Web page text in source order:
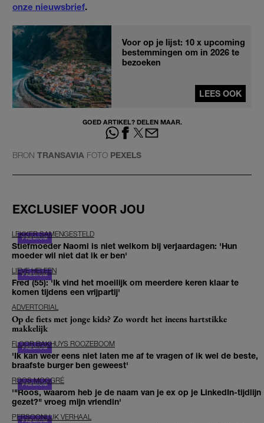
onze nieuwsbrief.
Voor op je lijst: 10 x upcoming
bestemmingen om in 2026 te
bezoeken
LEES OOK
GOED ARTIKEL? DELEN MAAR.
BRON TRANSAVIA FOTO PEXELS
EXCLUSIEF VOOR JOU
LEKKER SAMENGESTELD
Stiefmoeder Naomi is niet welkom bij verjaardagen: 'Hun
moeder wil niet dat ik er ben'
LIEVE HELEEN
Fred (55): 'Ik vind het moeilijk om meerdere keren klaar te
komen tijdens een vrijpartij'
ADVERTORIAL
Op de fiets met jonge kids? Zo wordt het ineens hartstikke
makkelijk
FLOOR BAKHUYS ROOZEBOOM
'Ik kan weer eens niet laten me af te vragen of ik wel de beste,
braafste burger ben geweest'
ROOS MOGGRÉ
'"Roos, waarom heb je de naam van je ex op je LinkedIn-tijdlijn
gezet?" vroeg mijn vriendin'
PERSOONLIJK VERHAAL